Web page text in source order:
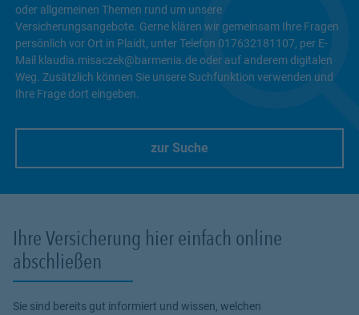
oder allgemeinen Themen rund um unsere
Versicherungsangebote. Gerne klären wir gemeinsam Ihre Fragen
persönlich vor Ort in Plaidt, unter Telefon 017632181107, per E-
Mail klaudia.misaczek@barmenia.de oder auf anderem digitalen
Weg. Zusätzlich können Sie unsere Suchfunktion verwenden und
Ihre Frage dort eingeben.
zur Suche
Ihre Versicherung hier einfach online
abschließen
Sie sind bereits gut informiert und wissen, welchen